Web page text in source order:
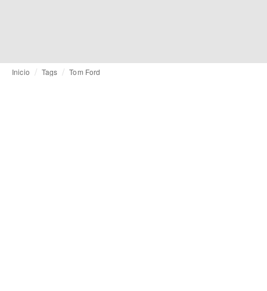
Inicio Tags Tom Ford